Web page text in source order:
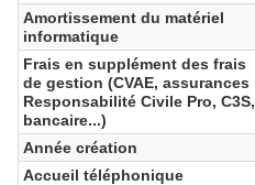
Amortissement du matériel
informatique
Frais en supplément des frais
de gestion (CVAE, assurances
Responsabilité Civile Pro, C3S,
bancaire...)
Année création
Accueil téléphonique